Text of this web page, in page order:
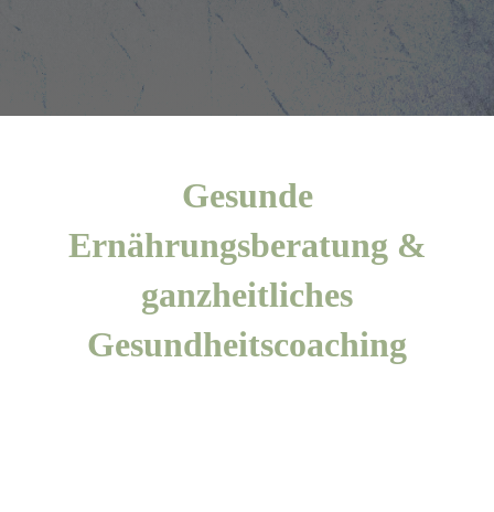
Gesunde
Ernährungsberatung &
ganzheitliches
Gesundheitscoaching